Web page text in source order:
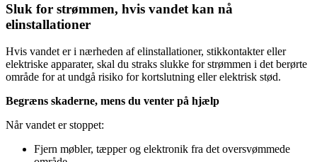
Sluk for strømmen, hvis vandet kan nå
elinstallationer
Hvis vandet er i nærheden af elinstallationer, stikkontakter eller
elektriske apparater, skal du straks slukke for strømmen i det berørte
område for at undgå risiko for kortslutning eller elektrisk stød.
Begræns skaderne, mens du venter på hjælp
Når vandet er stoppet:
Fjern møbler, tæpper og elektronik fra det oversvømmede